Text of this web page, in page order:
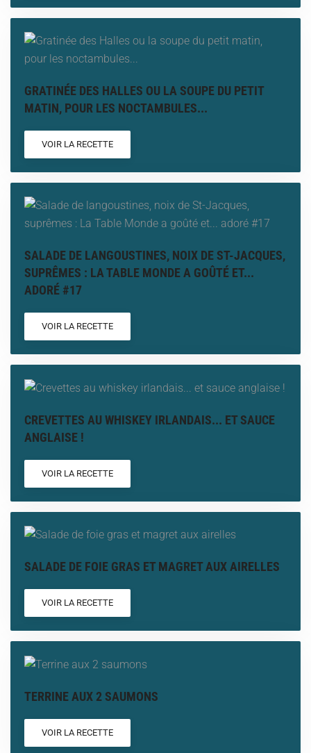
GRATINÉE DES HALLES OU LA SOUPE DU PETIT
MATIN, POUR LES NOCTAMBULES...
VOIR LA RECETTE
SALADE DE LANGOUSTINES, NOIX DE ST-JACQUES,
SUPRÊMES : LA TABLE MONDE A GOÛTÉ ET...
ADORÉ #17
VOIR LA RECETTE
CREVETTES AU WHISKEY IRLANDAIS... ET SAUCE
ANGLAISE !
VOIR LA RECETTE
SALADE DE FOIE GRAS ET MAGRET AUX AIRELLES
VOIR LA RECETTE
TERRINE AUX 2 SAUMONS
VOIR LA RECETTE